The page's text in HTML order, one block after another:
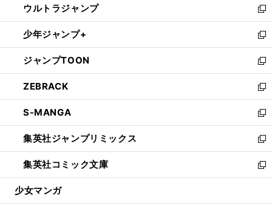
く
で
開
く
ド
ウ
で
開
く
ィ
ン
ド
ウ
で
開
く
い
ウ
ィ
ン
ド
ウ
で
開
く
ウルトラジャンプ
新
し
い
ウ
ィ
ン
ド
ウ
で
開
く
少年ジャンプ+
新
し
い
ウ
ィ
ン
ド
ウ
で
開
く
ジャンプTOON
新
し
い
ウ
ィ
ン
ド
ウ
で
開
ZEBRACK
新
し
い
ウ
ィ
ン
ド
ウ
S-MANGA
新
し
い
ウ
ィ
ン
集英社ジャンプリミックス
新
し
い
ウ
集英社コミック文庫
新
し
少女マンガ